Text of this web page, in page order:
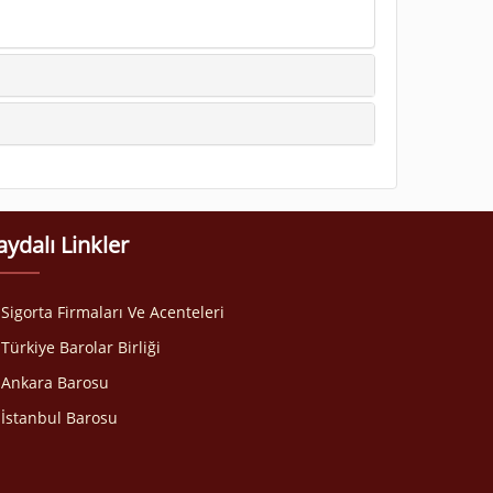
Linkler
Sigorta Firmaları Ve Acenteleri
Türkiye Barolar Birliği
Ankara Barosu
İstanbul Barosu